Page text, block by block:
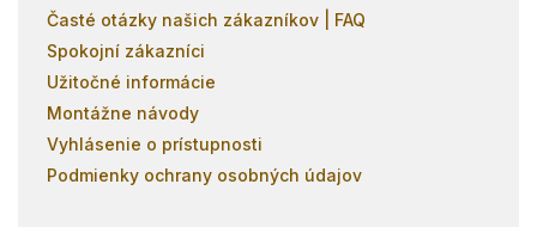
Časté otázky našich zákazníkov | FAQ
Spokojní zákazníci
Užitočné informácie
Montážne návody
Vyhlásenie o prístupnosti
Podmienky ochrany osobných údajov